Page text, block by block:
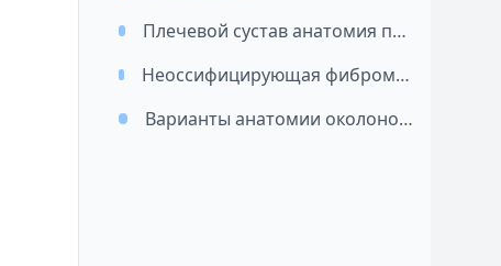
Плечевой сустав анатомия при МРТ исследовании
Неоссифицирующая фиброма (фиброзный кортикальный дефект)
Варианты анатомии околоносовых пазух